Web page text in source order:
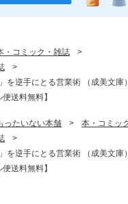
・コミック・雑誌
>
>
を逆手にとる営業術 （成美文庫
送料無料】
ったいない本舗 > 本・コミッ
>
を逆手にとる営業術 （成美文庫
送料無料】